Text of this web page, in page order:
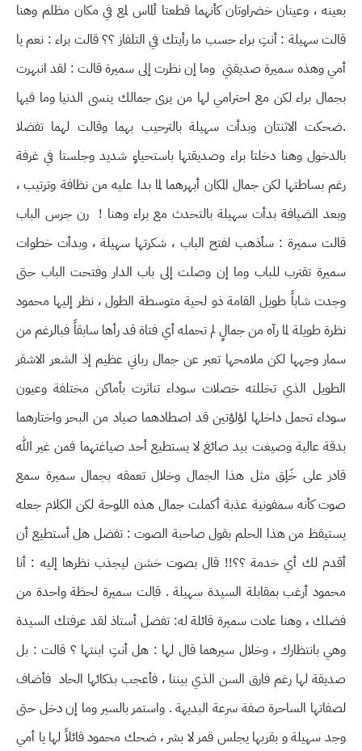
بعينه ، وعينان خضراوتان كأنهما قطعتا ألماس لمع في مكان مظلم وهنا
قالت سهيلة : أنتِ براء حسب ما رأيتك في التلفاز ؟؟ قالت براء : نعم يا
أمي وهذه سميرة صديقتي وما إن نظرت إلى سميرة قالت : لقد انبهرت
بجمال براء لكن مع احترامي لها من يرى جمالك ينسى الدنيا وما فيها
.ضحكت الاثنتان وبدأت سهيلة بالترحيب بهما وقالت لهما تفضلا
بالدخول وهنا دخلتا براء وصديقتها باستحياءٍ شديد وجلستا في غرفة
رغم بساطتها لكن جمال المكان أبهرهما لما بدا عليه من نظافة وترتيب ،
وبعد الضيافة بدأت سهيلة بالتحدث مع براء وهنا ! رن جرس الباب
قالت سميرة : سأذهب لفتح الباب ، شكرتها سهيلة ، وبدأت خطوات
سميرة تقترب للباب وما إن وصلت إلى باب الدار وفتحت الباب حتى
وجدت شاباً طويل القامة ذو لحية متوسطة الطول ، نظر إليها محمود
نظرة طويلة لما رآه من جمالٍ لم تحمله أي فتاة قد رأها سابقاً فبالرغم من
سمار وجهها لكن ملامحها تعبر عن جمال رباني عظيم إذ الشعر الاشقر
الطويل الذي تخللته خصلات سوداء تناثرت بأماكن مختلفة وعيون
سوداء تحمل داخلها لؤلؤتين قد اصطادهما صياد من البحر واختارهما
بدقة عالية وصيغت بيد صائغ لا يستطيع أحد صياغتهما فمن غير الله
قادر على خَلِق مثل هذا الجمال وخلال تعمقه بجمال سميرة سمع
صوت كأنه سمفونية عذبة أكملت جمال هذه اللوحة لكن الكلام جعله
يستيقظ من هذا الحلم بقول صاحبة الصوت : تفضل هل أستطيع أن
أقدم لك أي خدمة ؟؟!! قال بصوت خشن ليجذب نظرها إليه : أنا
محمود أرغب بمقابلة السيدة سهيلة . قالت سميرة لحظة واحدة من
فضلك ، وهنا عادت سميرة قائلة له: تفضل أستاذ لقد عرفتك السيدة
وهي بانتظارك ، وخلال سيرهما قال لها : هل أنتِ ابنتها ؟ قالت : بل
صديقة لها رغم فارق السن الذي بيننا ، فأعجب بذكائها الحاد فأضاف
لصفاتها الساحرة صفة سرعة البديهة . واستمر بالسير وما إن دخل حتى
وجد سهيلة و بقربها يجلس قمر لا بشر ، ضحك محمود قائلاً لها يا أمي